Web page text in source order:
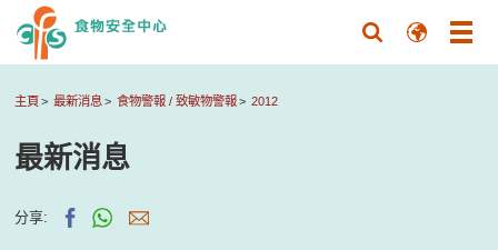
主頁 最新消息 食物警報 / 致敏物警報 2012
最新消息
分享: